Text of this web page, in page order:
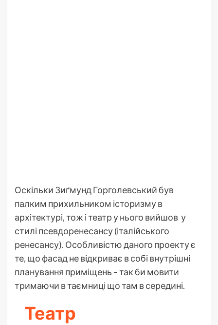
Оскільки Зиґмунд Горголевський був
палким прихильником історизму в
архітектурі, тож і театр у нього вийшов у
стилі псевдоренесансу (італійського
ренесансу). Особливістю даного проекту є
те, що фасад не відкриває в собі внутрішні
планування приміщень – так би мовити
тримаючи в таємниці що там в середині.
Театр